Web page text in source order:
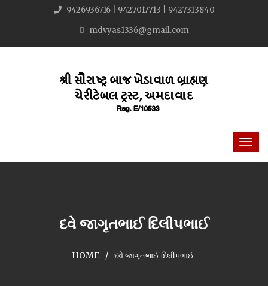
9426936716 | 9427017713 | 9427313840
mdvyas1336@gmail.com
દવે જાગૃતભાઈ દિલીપભાઈ
HOME દવે જાગૃતભાઈ દિલીપભાઈ